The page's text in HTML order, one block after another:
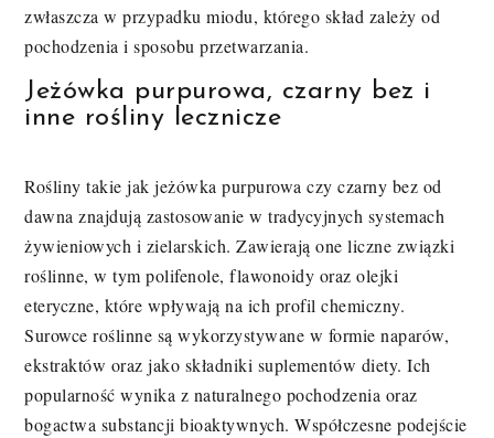
zwłaszcza w przypadku miodu, którego skład zależy od
pochodzenia i sposobu przetwarzania.
Jeżówka purpurowa, czarny bez i
inne rośliny lecznicze
Rośliny takie jak jeżówka purpurowa czy czarny bez od
dawna znajdują zastosowanie w tradycyjnych systemach
żywieniowych i zielarskich. Zawierają one liczne związki
roślinne, w tym polifenole, flawonoidy oraz olejki
eteryczne, które wpływają na ich profil chemiczny.
Surowce roślinne są wykorzystywane w formie naparów,
ekstraktów oraz jako składniki suplementów diety. Ich
popularność wynika z naturalnego pochodzenia oraz
bogactwa substancji bioaktywnych. Współczesne podejście